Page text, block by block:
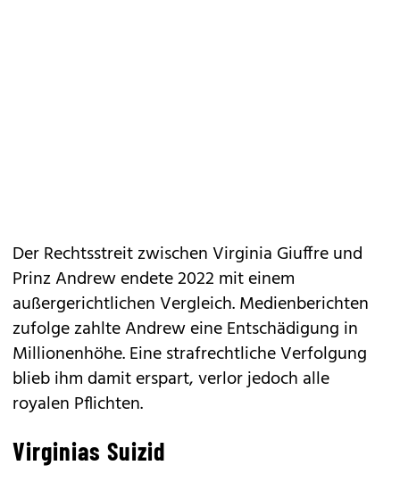
Der Rechtsstreit zwischen Virginia Giuffre und
Prinz Andrew endete 2022 mit einem
außergerichtlichen Vergleich. Medienberichten
zufolge zahlte Andrew eine Entschädigung in
Millionenhöhe. Eine strafrechtliche Verfolgung
blieb ihm damit erspart, verlor jedoch alle
royalen Pflichten.
Virginias Suizid